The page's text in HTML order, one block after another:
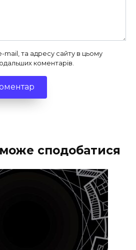
mail, та адресу сайту в цьому
коментарів.
сподобатися